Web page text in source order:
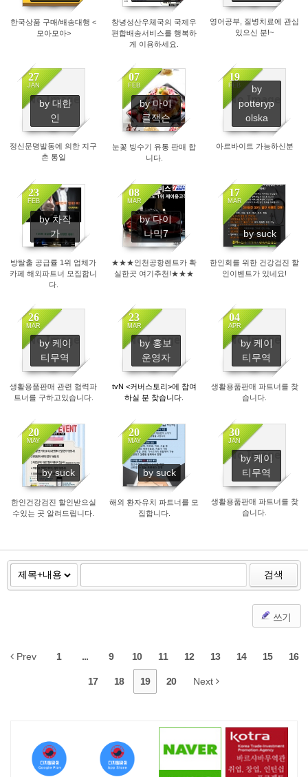
한국상품 구매/배송대행 <
모아모아>
창녕성산우체국의 국제우
편합배송서비스를 행복하
게 이용하세요.
영어공부, 질병치료에 관심
있으신 분!~
No Image
27
JAN
by 대한
인
1745
정신문명발동에 의한 지구
촌 통일
07
FEB
by 마이
클잭슨
1744
눈꽃 빙수기 유통 판매 합
니다.
No Image
19
FEB
by
potteryp
olska
2232
아르바이트 가능하신분
23
FEB
by 차작
가
1792
방탈출 공급률 1위 업체가
카페 해외파트너 모집합니
다.
08
MAR
by 다이
나믹7
2004
★★★인천공항렌트카 확
실한곳 여기추천!★★★
17
MAR
by suck
1783
한인회를 위한 건강검진 할
인이벤트가 있네요!
No Image
26
MAR
by 케이
티무역
1768
생활용품판매 관련 협력파
트너를 구하고있습니다.
No Image
23
MAR
by 홍보
운영자
2021
tvN <커버스토리>에 참여
하실 분 찾습니다.
No Image
04
APR
by 케이
티무역
1702
생활용품판매 파트너를 찾
습니다.
20
MAY
by suck
1994
한인건강검진 할인받으실
수있는 곳 알려드립니다.
20
MAY
by suck
1975
해외 환자유치 파트너를 모
집합니다.
No Image
30
JAN
by 케이
티무역
1780
생활용품판매 파트너를 찾
습니다.
검색
쓰기
Prev 1 ... 9 10 11 12 13 14 15 16
17 18 19 20 Next